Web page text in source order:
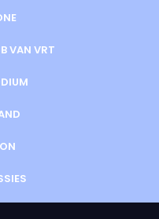
VAN VRT